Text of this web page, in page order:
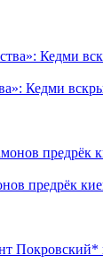
Кедми
предрёк